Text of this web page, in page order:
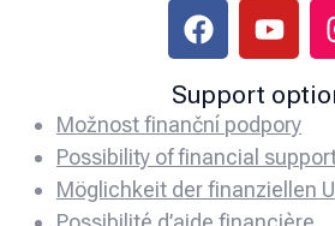
Support
Možnost finanční podpory
Possibility of financial
Möglichkeit der finanziellen